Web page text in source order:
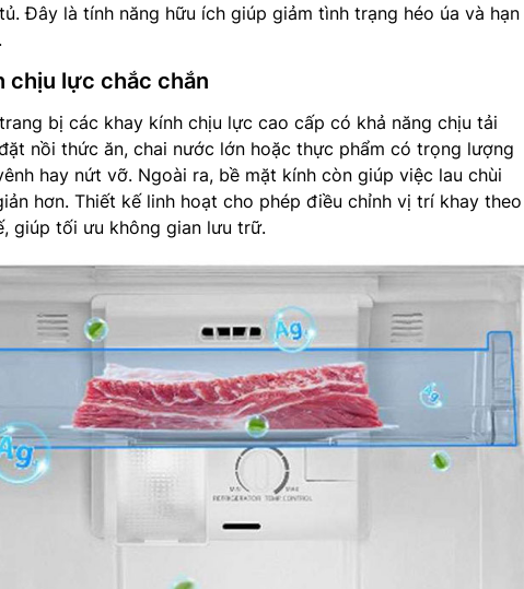
Đây là tính năng hữu ích giúp giảm tình trạng héo úa và hạn
chịu lực chắc chắn
bị các khay kính chịu lực cao cấp có khả năng chịu tải
nồi thức ăn, chai nước lớn hoặc thực phẩm có trọng lượng
hay nứt vỡ. Ngoài ra, bề mặt kính còn giúp việc lau chùi
hơn. Thiết kế linh hoạt cho phép điều chỉnh vị trí khay theo
giúp tối ưu không gian lưu trữ.